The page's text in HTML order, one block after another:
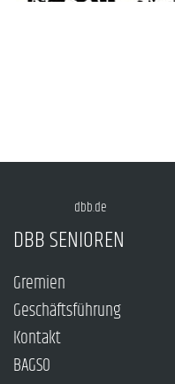
dbb.de
DBB SENIOREN
Gremien
Geschäftsführung
Kontakt
BAGSO